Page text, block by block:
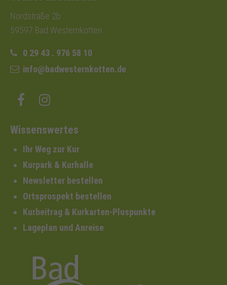
Nordstraße 2b
59597 Bad Westernkotten
0 29 43 . 976 58 10
info@badwesternkotten.de
Wissenswertes
Ihr Weg zur Kur
Kurpark & Kurhalle
Newsletter bestellen
Ortsprospekt bestellen
Kurbeitrag & Kurkarten-Pluspunkte
Lageplan und Anreise